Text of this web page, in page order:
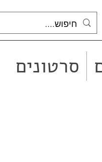
סרטונים